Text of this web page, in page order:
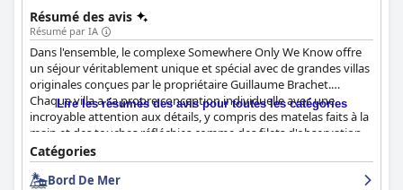
Résumé des avis
Résumé par IA
Dans l'ensemble, le complexe Somewhere Only We Know offre
un séjour véritablement unique et spécial avec de grandes villas
originales conçues par le propriétaire Guillaume Brachet.
Chaque villa a sa propre conception individuelle avec une
incroyable attention aux détails, y compris des matelas faits à la
main et des touches réfléchies comme des filets d'observation
et des passages secrets. Le design des villas est sublime et le
cadre naturel est magique, ce qui en fait l'endroit idéal pour une
escapade unique.
Lire les résumés des avis pour toutes les catégories
Catégories
Bord De Mer